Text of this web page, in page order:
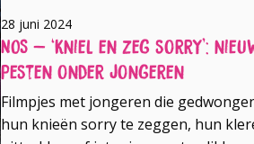
28 juni 2024
NOS – ‘Kniel en zeg sorry’:
pesten onder jongeren
Filmpjes met jongeren die
hun knieën sorry te zeggen, hun